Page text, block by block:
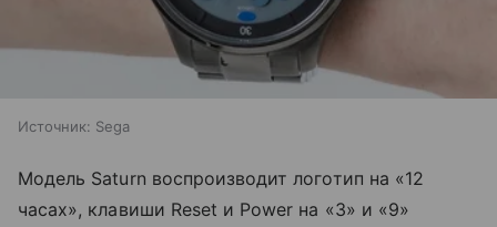
Источник: Sega
Модель Saturn воспроизводит логотип на «12
часах», клавиши Reset и Power на «3» и «9»